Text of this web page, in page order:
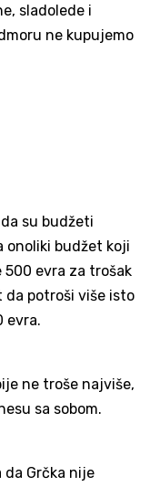
sladolede i
ne kupujemo
su budžeti
onoliki budžet koji
500 evra za trošak
da potroši više isto
evra.
ne troše najviše,
sa sobom.
da Grčka nije